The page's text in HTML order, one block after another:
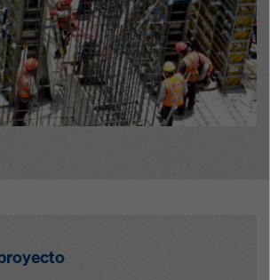
contra esto. Puede rechazar todas
consentimiento haciendo
o ajustando suconfiguración de
clic en configuración de cookies en
este sitio web y utilizando las
correspondientes. Puede
en cualquier momento con
de seleccionar sus cookies